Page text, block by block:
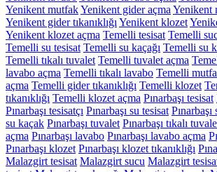
Yenikent mutfakYenikent gider açma Yenikent
Yenikent gider tıkanıklığı Yenikent klozet
Yenikent klozet açma Temelli tesisat Temelli
Temelli su tesisat Temelli su kaçağı Temelli su
Temelli tıkalı tuvalet Temelli tuvalet açma
lavabo açma Temelli tıkalı lavabo Temelli
açma Temelli gider tıkanıklığı Temelli klozet
tıkanıklığı Temelli klozet açma Pınarbaşı tesisat
Pınarbaşı tesisatçı Pınarbaşı su tesisat Pınarbaşı
su kaçak Pınarbaşı tuvalet Pınarbaşı tıkalı
açma Pınarbaşı lavabo Pınarbaşı lavabo açma
Pınarbaşı klozet Pınarbaşı klozet tıkanıklığı
Malazgirt tesisat Malazgirt sucu Malazgirt